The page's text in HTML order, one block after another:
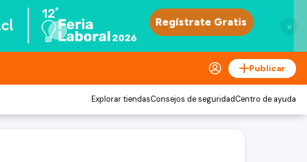
×
Publicar
Explorar tiendasConsejos de seguridadCentro de ayuda